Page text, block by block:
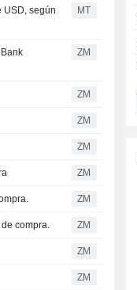
USD, según
MT
ZM
ZM
ZM
ZM
ZM
ZM
de compra. ZM
ZM
ZM